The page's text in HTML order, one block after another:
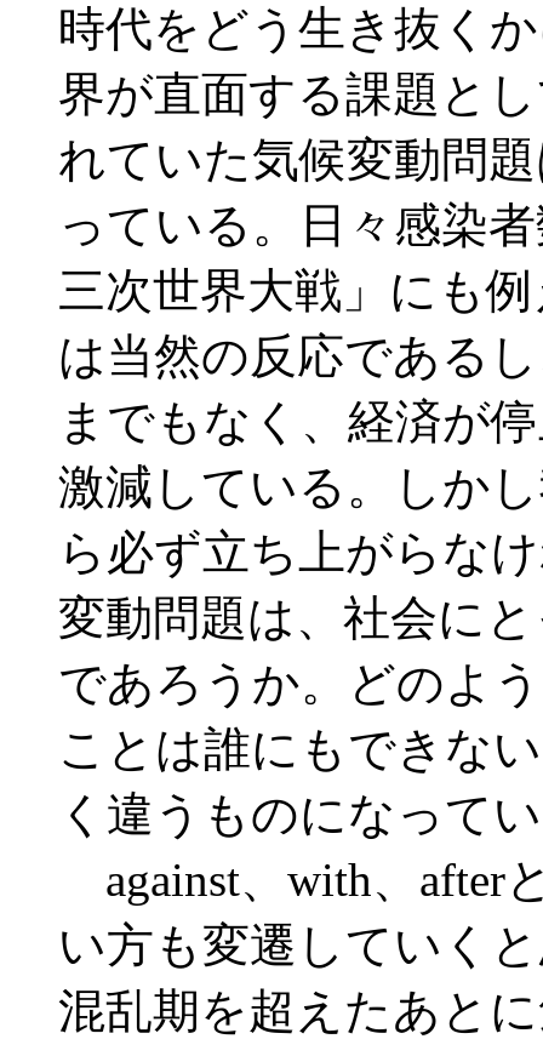
時代をどう生き抜く
界が直面する課題と
れていた気候変動問
っている。日々感染
三次世界大戦」にも
は当然の反応である
までもなく、経済が
激減している。しか
ら必ず立ち上がらな
変動問題は、社会に
であろうか。どのよ
ことは誰にもできな
く違うものになって
against、with、after
い方も変遷していく
混乱期を超えたあと